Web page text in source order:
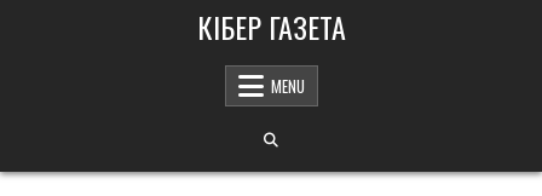
КІБЕР ГАЗЕТА
MENU